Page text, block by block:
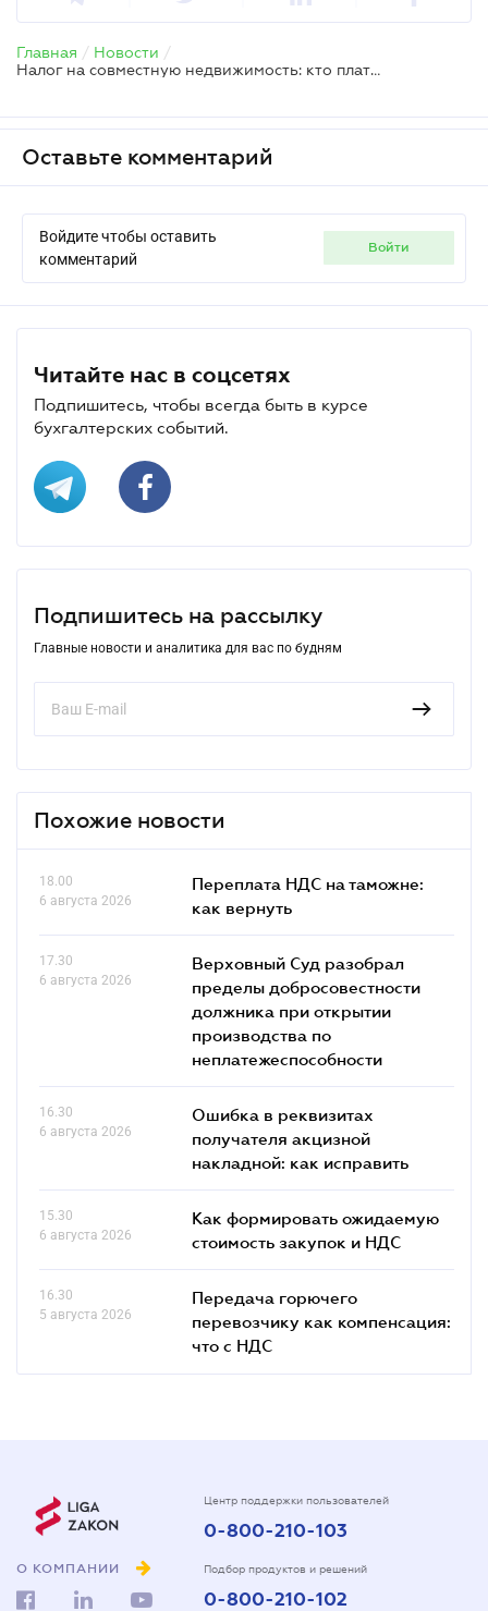
Главная / Новости /
Налог на совместную недвижимость: кто платит, как определить плательщика и когда подавать заявление на перерасчёт
Оставьте комментарий
Войдите чтобы оставить
комментарий
войти
Читайте нас в соцсетях
Подпишитесь, чтобы всегда быть в курсе
бухгалтерских событий.
Подпишитесь на рассылку
Главные новости и аналитика для вас по будням
Похожие новости
18.00
6 августа 2026
Переплата НДС на таможне:
как вернуть
17.30
6 августа 2026
Верховный Суд разобрал
пределы добросовестности
должника при открытии
производства по
неплатежеспособности
16.30
6 августа 2026
Ошибка в реквизитах
получателя акцизной
накладной: как исправить
15.30
6 августа 2026
Как формировать ожидаемую
стоимость закупок и НДС
16.30
5 августа 2026
Передача горючего
перевозчику как компенсация:
что с НДС
О КОМПАНИИ
Центр поддержки пользователей
0-800-210-103
Подбор продуктов и решений
0-800-210-102